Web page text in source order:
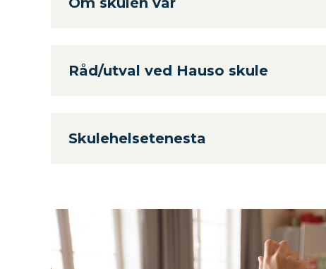
Råd/utval ved Hauso skule
Skulehelsetenesta